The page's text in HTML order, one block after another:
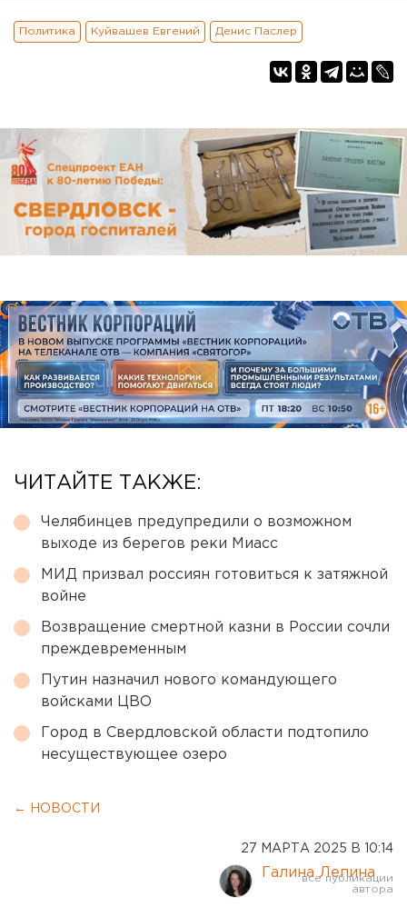
Политика Куйвашев Евгений Денис Паслер
ЧИТАЙТЕ ТАКЖЕ:
Челябинцев предупредили о возможном
выходе из берегов реки Миасс
МИД призвал россиян готовиться к затяжной
войне
Возвращение смертной казни в России сочли
преждевременным
Путин назначил нового командующего
войсками ЦВО
Город в Свердловской области подтопило
несуществующее озеро
← НОВОСТИ
27 МАРТА 2025 В 10:14
Галина Лепина